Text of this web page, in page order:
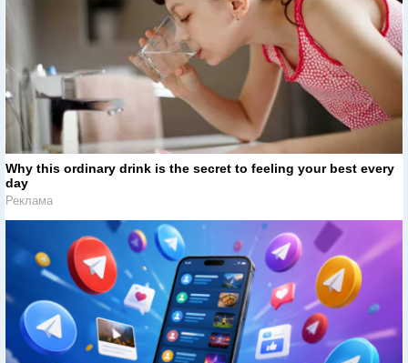
Why this ordinary drink is the secret to feeling your best every
day
Реклама